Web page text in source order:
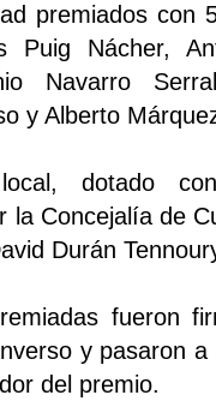
premiados con
Puig Nácher,
Navarro
y Alberto
dotado
la Concejalía de
Durán
fueron
y pasaron a
del premio.